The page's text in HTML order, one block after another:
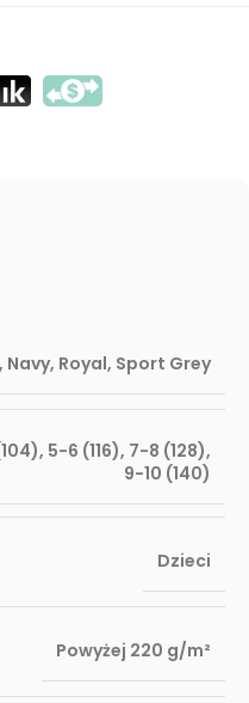
, Navy, Royal, Sport Grey
, 5-6 (116), 7-8 (128),
9-10 (140)
Dzieci
Powyżej 220 g/m²